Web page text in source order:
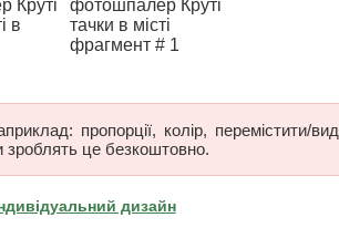
пропорції, колір, перемістити/
це безкоштовно.
дизайн